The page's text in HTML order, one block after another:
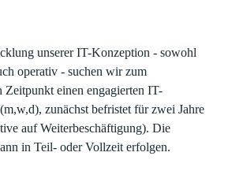
unserer IT-Konzeption - sowohl
operativ - suchen wirzum
Zeitpunkt einen engagierten IT-
zunächst befristet für zwei Jahre
auf Weiterbeschäftigung). Die
inTeil- oder Vollzeit erfolgen.